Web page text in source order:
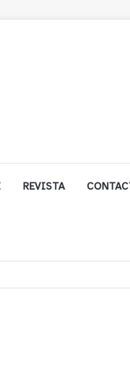
REVISTA